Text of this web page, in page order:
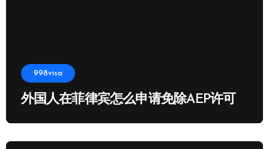
998visa
外国人在菲律宾怎么申请免除AEP许可